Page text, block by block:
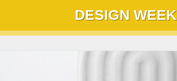
DESIGN WEEK